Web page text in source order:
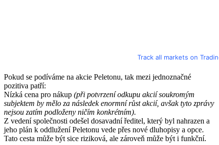
Track all markets on
Pokud se podíváme na akcie Peletonu, tak mezi jednoznačné
pozitiva patří:
Nízká cena pro nákup (při potvrzení odkupu akcií soukromým
subjektem by mělo za následek enormní růst akcií, avšak tyto zprávy
nejsou zatím podloženy ničím konkrétním).
Z vedení společnosti odešel dosavadní ředitel, který byl nahrazen a
jeho plán k oddlužení Peletonu vede přes nové dluhopisy a opce.
Tato cesta může být sice riziková, ale zároveň může být i funkční.